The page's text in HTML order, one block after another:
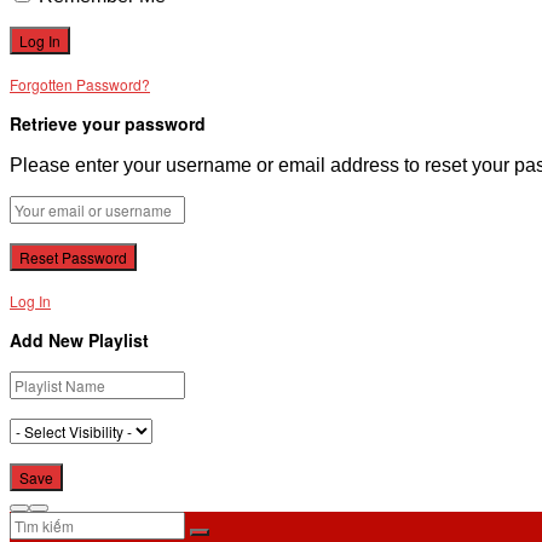
Forgotten Password?
Retrieve your password
Please enter your username or email address to reset your
Log In
Add New Playlist